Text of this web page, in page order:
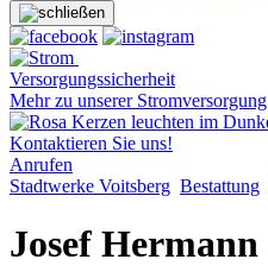
Versorgungssicherheit
Mehr zu unserer Stromversorgung
Kontaktieren Sie uns!
Anrufen
Stadtwerke Voitsberg Bestattung
Josef Hermann